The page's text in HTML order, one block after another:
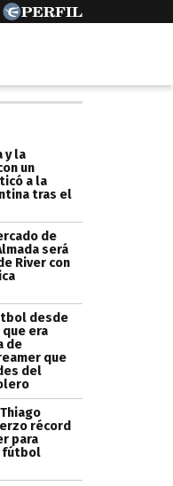
y la
un
a la
tras el
de
será
River con
desde
era
de
que
del
récord
para
fútbol